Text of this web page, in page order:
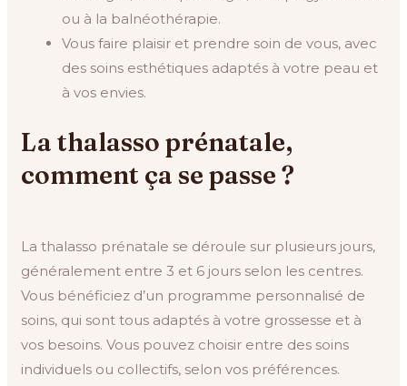
ou à la balnéothérapie.
Vous faire plaisir et prendre soin de vous, avec
des soins esthétiques adaptés à votre peau et
à vos envies.
La thalasso prénatale,
comment ça se passe ?
La thalasso prénatale se déroule sur plusieurs jours,
généralement entre 3 et 6 jours selon les centres.
Vous bénéficiez d’un programme personnalisé de
soins, qui sont tous adaptés à votre grossesse et à
vos besoins. Vous pouvez choisir entre des soins
individuels ou collectifs, selon vos préférences.